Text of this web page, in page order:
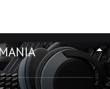
(C) 2020-2023